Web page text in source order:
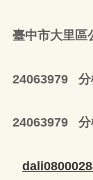
臺中市大里區
公
24063979 分
勞
24063979 分
電